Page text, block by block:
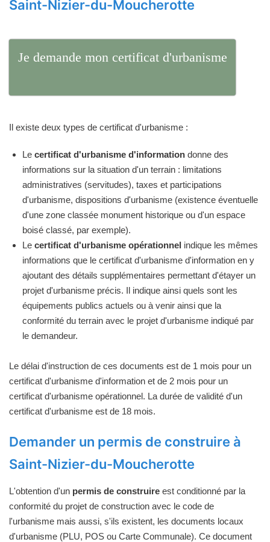
Saint-Nizier-du-Moucherotte
Je demande mon certificat d'urbanisme
Il existe deux types de certificat d'urbanisme :
Le certificat d'urbanisme d'information donne des
informations sur la situation d'un terrain : limitations
administratives (servitudes), taxes et participations
d'urbanisme, dispositions d'urbanisme (existence éventuelle
d'une zone classée monument historique ou d'un espace
boisé classé, par exemple).
Le certificat d'urbanisme opérationnel indique les mêmes
informations que le certificat d'urbanisme d'information en y
ajoutant des détails supplémentaires permettant d'étayer un
projet d'urbanisme précis. Il indique ainsi quels sont les
équipements publics actuels ou à venir ainsi que la
conformité du terrain avec le projet d'urbanisme indiqué par
le demandeur.
Le délai d'instruction de ces documents est de 1 mois pour un
certificat d'urbanisme d'information et de 2 mois pour un
certificat d'urbanisme opérationnel. La durée de validité d'un
certificat d'urbanisme est de 18 mois.
Demander un permis de construire à
Saint-Nizier-du-Moucherotte
L'obtention d'un permis de construire est conditionné par la
conformité du projet de construction avec le code de
l'urbanisme mais aussi, s'ils existent, les documents locaux
d'urbanisme (PLU, POS ou Carte Communale). Ce document